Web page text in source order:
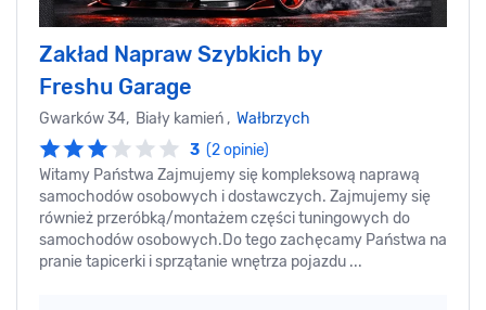
Zakład Napraw Szybkich by
Freshu Garage
Gwarków 34, Biały kamień , Wałbrzych
3 (2 opinie)
Witamy Państwa Zajmujemy się kompleksową naprawą
samochodów osobowych i dostawczych. Zajmujemy się
również przeróbką/montażem części tuningowych do
samochodów osobowych.Do tego zachęcamy Państwa na
pranie tapicerki i sprzątanie wnętrza pojazdu ...